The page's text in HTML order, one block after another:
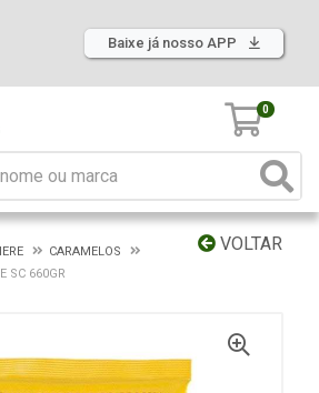
Baixe já nosso APP
0
VOLTAR
CARAMELOS
SC 660GR